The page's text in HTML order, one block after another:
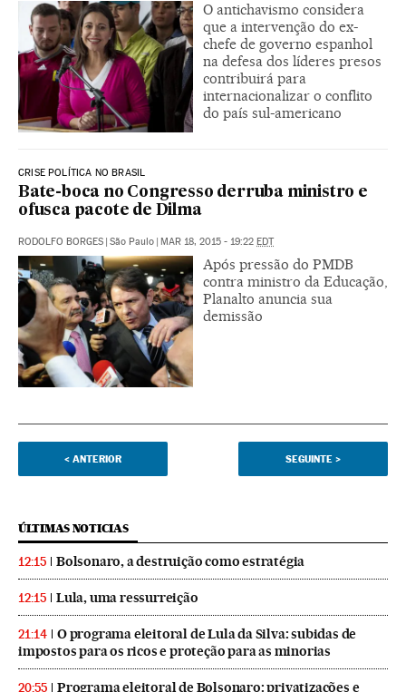
O antichavismo considera
que a intervenção do ex-
chefe de governo espanhol
na defesa dos líderes presos
contribuirá para
internacionalizar o conflito
do país sul-americano
CRISE POLÍTICA NO BRASIL
Bate-boca no Congresso derruba ministro e
ofusca pacote de Dilma
RODOLFO BORGES São Paulo MAR 18, 2015 - 19:22 EDT
Após pressão do PMDB
contra ministro da Educação,
Planalto anuncia sua
demissão
< ANTERIOR SEGUINTE >
ÚLTIMAS NOTICIAS
12:15 Bolsonaro, a destruição como estratégia
12:15 Lula, uma ressurreição
21:14
O programa eleitoral de Lula da Silva: subidas de
impostos para os ricos e proteção para as minorias
20:55
Programa eleitoral de Bolsonaro: privatizações e